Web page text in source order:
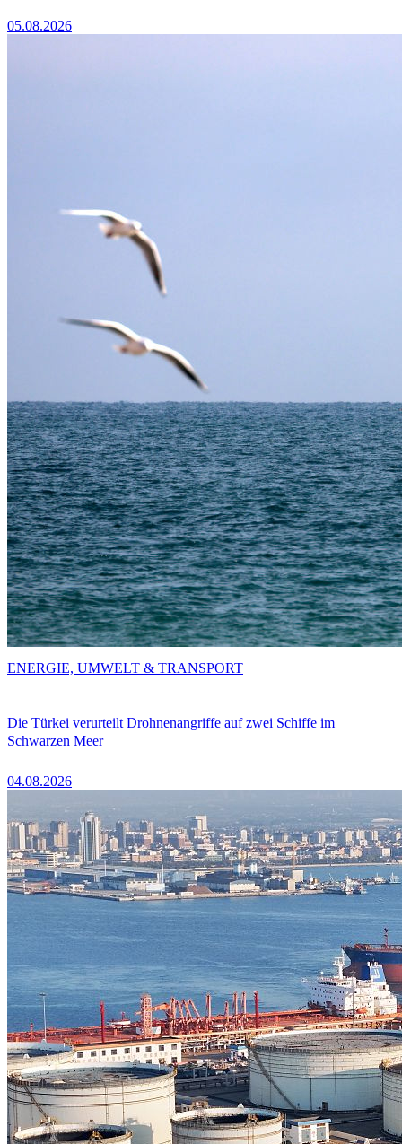
05.08.2026
Die Türkei verurteilt Drohnenangriffe auf zwei Schiffe im
Schwarzen Meer
04.08.2026
ENERGIE, UMWELT & TRANSPORT